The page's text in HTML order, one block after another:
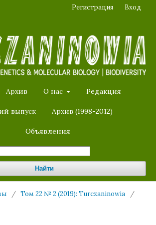
Архив О нас Редакция
выпуск Архив (1998-2012)
Объявления
Найти
Регистрация Вход
/ Том 22 № 2 (2019): Turczaninowia
/